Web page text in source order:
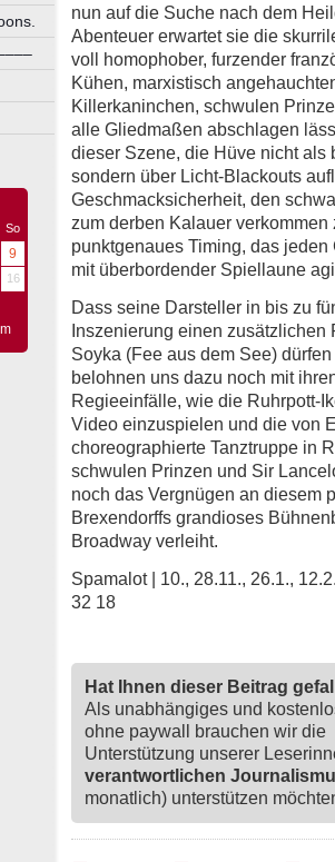
So
9
16
nun auf die Suche nach dem
Abenteuer erwartet sie die
voll homophober, furzender
Kühen, marxistisch
Killerkaninchen, schwulen
alle Gliedmaßen abschlagen
dieser Szene, die Hüve nicht als
sondern über Licht-Blackouts
Geschmacksicherheit, den
zum derben Kalauer
punktgenaues Timing, das
mit überbordender Spiellaune
Dass seine Darsteller in bis zu
Inszenierung einen
Soyka (Fee aus dem See)
belohnen uns dazu noch mit
Regieeinfälle, wie die Ruhrpott-
Video einzuspielen und die von
choreographierte Tanztruppe in
schwulen Prinzen und Sir
noch das Vergnügen an diesem
Brexendorffs grandioses
Broadway verleiht.
Spamalot | 10., 28.11., 26.1.,
32 18
Hat Ihnen dieser Beitrag
Als unabhängiges und
ohne paywall brauchen wir die
Unterstützung unserer
verantwortlichen
monatlich) unterstützen